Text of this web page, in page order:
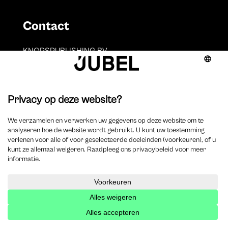
Contact
KNOPSPUBLISHING BV
BE 0891.853.731
T. 014 73 78 11
Auteurs